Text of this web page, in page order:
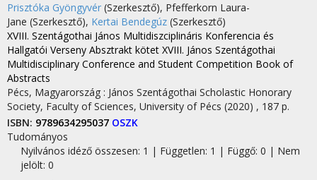
Prisztóka Gyöngyvér (Szerkesztő), Pfefferkorn Laura-
Jane (Szerkesztő), Kertai Bendegúz (Szerkesztő)
XVIII. Szentágothai János Multidiszciplináris Konferencia és
Hallgatói Verseny Absztrakt kötet XVIII. János Szentágothai
Multidisciplinary Conference and Student Competition Book of
Abstracts
Pécs, Magyarország : János Szentágothai Scholastic Honorary
Society, Faculty of Sciences, University of Pécs (2020) , 187 p.
ISBN: 9789634295037 OSZK
Tudományos
Nyilvános idéző összesen: 1 | Független: 1 | Függő: 0 | Nem
jelölt: 0